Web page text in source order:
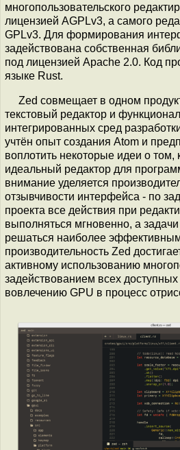
многопользовательского
лицензией AGPLv3, а самого
GPLv3. Для формирования
задействована собственная
под лицензией Apache 2.0. Код
языке Rust.
Zed совмещает в одном
текстовый редактор и
интегрированных сред
учтён опыт создания Atom и
воплотить некоторые идеи о том,
идеальный редактор для
внимание уделяется
отзывчивости интерфейса - по
проекта все действия при
выполняться мгновенно, а
решаться наиболее
производительность Zed
активному использованию
задействованием всех
вовлечению GPU в процесс